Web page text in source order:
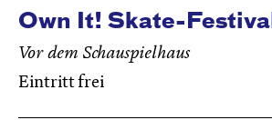
Own It! Skate-Festival
Vor dem Schauspielhaus
Eintritt frei